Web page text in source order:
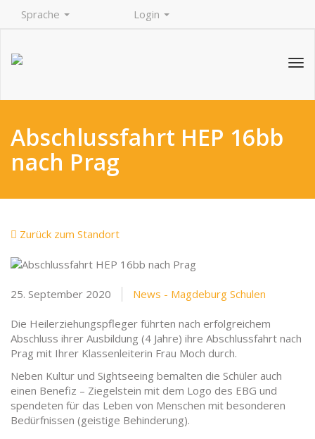
Sprache Login
Abschlussfahrt HEP 16bb
nach Prag
Zurück zum Standort
25. September 2020 News - Magdeburg Schulen
Die Heilerziehungspfleger führten nach erfolgreichem
Abschluss ihrer Ausbildung (4 Jahre) ihre Abschlussfahrt nach
Prag mit Ihrer Klassenleiterin Frau Moch durch.
Neben Kultur und Sightseeing bemalten die Schüler auch
einen Benefiz – Ziegelstein mit dem Logo des EBG und
spendeten für das Leben von Menschen mit besonderen
Bedürfnissen (geistige Behinderung).